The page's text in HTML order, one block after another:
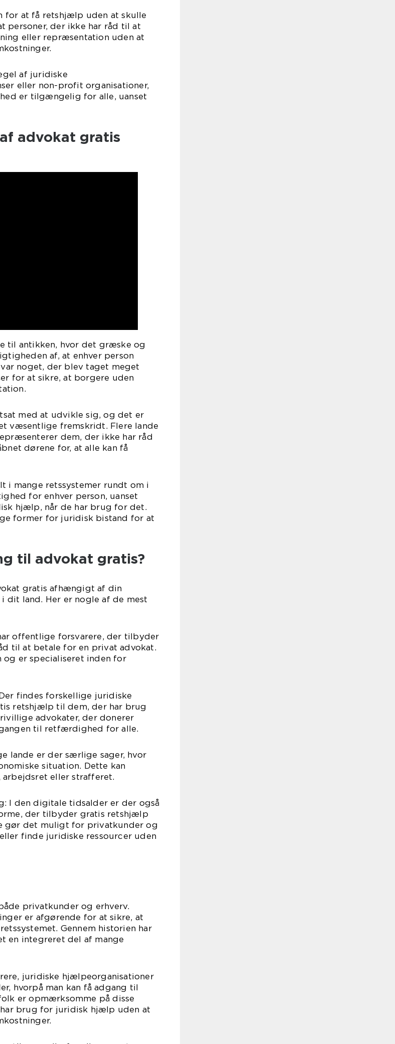
for at få retshjælp uden at skulle
der ikke har råd til at
eller repræsentation uden at
af juridiske
eller non-profit organisationer,
er tilgængelig for alle, uanset
advokat gratis
til antikken, hvor det græske og
af, at enhver person
noget, der blev taget meget
for at sikre, at borgere uden
med at udvikle sig, og det er
væsentlige fremskridt. Flere lande
dem, der ikke har råd
dørene for, at alle kan få
i mange retssystemer rundt om i
for enhver person, uanset
hjælp, når de har brug for det.
former for juridisk bistand for at
til advokat gratis?
gratis afhængigt af din
dit land. Her er nogle af de mest
offentlige forsvarere, der tilbyder
til at betale for en privat advokat.
og er specialiseret inden for
findes forskellige juridiske
retshjælp til dem, der har brug
advokater, der donerer
til retfærdighed for alle.
lande er der særlige sager, hvor
situation. Dette kan
eller strafferet.
I den digitale tidsalder er der også
der tilbyder gratis retshjælp
gør det muligt for privatkunder og
finde juridiske ressourcer uden
privatkunder og erhverv.
er afgørende for at sikre, at
Gennem historien har
en integreret del af mange
juridiske hjælpeorganisationer
hvorpå man kan få adgang til
er opmærksomme på disse
brug for juridisk hjælp uden at